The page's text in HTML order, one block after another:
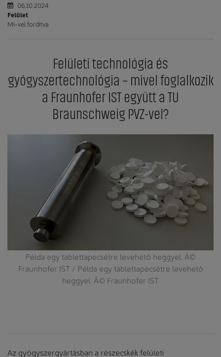
06.10.2024
Felület
MI-vel fordítva
Felületi technológia és
gyógyszertechnológia – mivel foglalkozik
a Fraunhofer IST együtt a TU
Braunschweig PVZ-vel?
Példa egy tablettapecsétre levehető heggyel. Â©
Fraunhofer IST / Példa egy tablettapecsétre levehető
heggyel. Â© Fraunhofer IST
Az gyógyszergyártásban a részecskék felületi